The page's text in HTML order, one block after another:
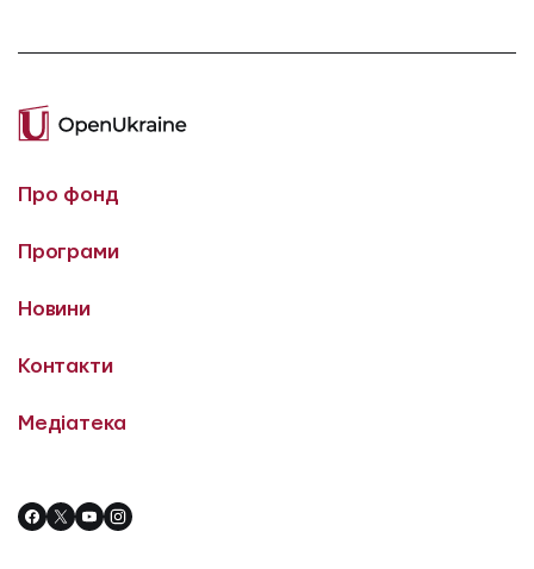
Про фонд
Програми
Новини
Контакти
Медіатека